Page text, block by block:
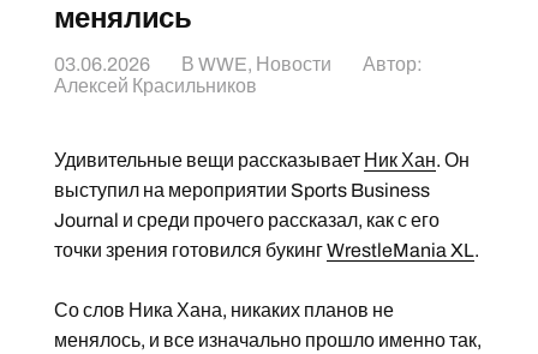
менялись
03.06.2026 В WWE, Новости
Автор:
Алексей Красильников
Удивительные вещи рассказывает Ник Хан. Он
выступил на мероприятии Sports Business
Journal и среди прочего рассказал, как с его
точки зрения готовился букингWrestleMania XL.
Со слов Ника Хана, никаких планов не
менялось, и все изначально прошло именно так,